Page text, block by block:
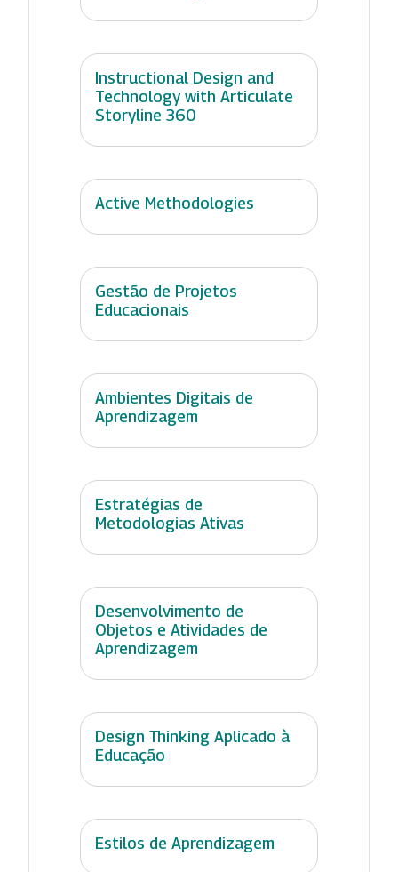
Instructional Design and
Technology with Articulate
Storyline 360
Active Methodologies
Gestão de Projetos
Educacionais
Ambientes Digitais de
Aprendizagem
Estratégias de
Metodologias Ativas
Desenvolvimento de
Objetos e Atividades de
Aprendizagem
Design Thinking Aplicado à
Educação
Estilos de Aprendizagem